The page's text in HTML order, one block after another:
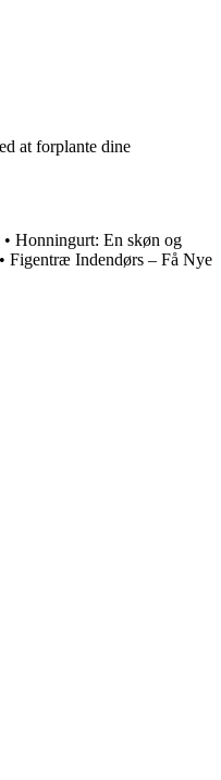
at forplante dine
• Honningurt: En skøn og
Figentræ Indendørs – Få Nye